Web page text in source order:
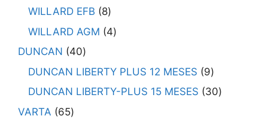
WILLARD EFB
8
WILLARD AGM
4
DUNCAN
40
DUNCAN LIBERTY PLUS 12 MESES
9
DUNCAN LIBERTY-PLUS 15 MESES
30
VARTA
65